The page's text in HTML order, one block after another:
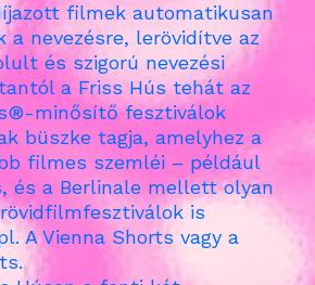
filmek automatikusan
a nevezésre, lerövidítve az
és szigorú nevezési
a Friss Hús tehát az
minősítő fesztiválok
büszke tagja, amelyhez a
filmes szemléi – például
és a Berlinale mellett olyan
is
A Vienna Shorts vagy a